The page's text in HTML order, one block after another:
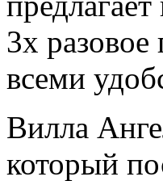
3х
всеми
Вилла
который